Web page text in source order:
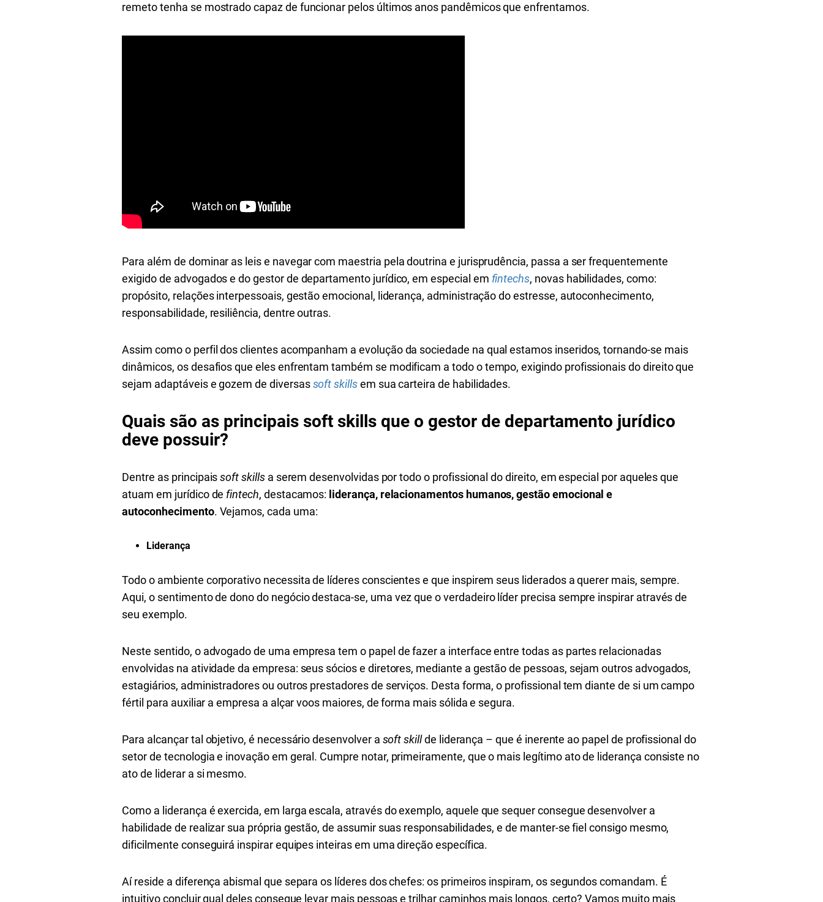
remeto tenha se mostrado capaz de funcionar pelos últimos anos pandêmicos que enfrentamos.
Para além de dominar as leis e navegar com maestria pela doutrina e jurisprudência, passa a ser frequentemente
exigido de advogados e do gestor de departamento jurídico, em especial em fintechs, novas habilidades, como:
propósito, relações interpessoais, gestão emocional, liderança, administração do estresse, autoconhecimento,
responsabilidade, resiliência, dentre outras.
Assim como o perfil dos clientes acompanham a evolução da sociedade na qual estamos inseridos, tornando-se mais
dinâmicos, os desafios que eles enfrentam também se modificam a todo o tempo, exigindo profissionais do direito que
sejam adaptáveis e gozem de diversassoft skillsem sua carteira de habilidades.
Quais são as principais soft skills que o gestor de departamento jurídico
deve possuir?
Dentre as principaissoft skills a serem desenvolvidas por todo o profissional do direito, em especial por aqueles que
atuam em jurídico de fintech, destacamos: liderança, relacionamentos humanos, gestão emocional e
autoconhecimento. Vejamos, cada uma:
Liderança
Todo o ambiente corporativo necessita de líderes conscientes e que inspirem seus liderados a querer mais, sempre.
Aqui, o sentimento de dono do negócio destaca-se, uma vez que o verdadeiro líder precisa sempre inspirar através de
seu exemplo.
Neste sentido, o advogado de uma empresa tem o papel de fazer a interface entre todas as partes relacionadas
envolvidas na atividade da empresa: seus sócios e diretores, mediante a gestão de pessoas, sejam outros advogados,
estagiários, administradores ou outros prestadores de serviços. Desta forma, o profissional tem diante de si um campo
fértil para auxiliar a empresa a alçar voos maiores, de forma mais sólida e segura.
Para alcançar tal objetivo, é necessário desenvolver a soft skillde liderança – que é inerente ao papel de profissional do
setor de tecnologia e inovação em geral. Cumpre notar, primeiramente, que o mais legítimo ato de liderança consiste no
ato de liderar a si mesmo.
Como a liderança é exercida, em larga escala, através do exemplo, aquele que sequer consegue desenvolver a
habilidade de realizar sua própria gestão, de assumir suas responsabilidades, e de manter-se fiel consigo mesmo,
dificilmente conseguirá inspirar equipes inteiras em uma direção específica.
Aí reside a diferença abismal que separa os líderes dos chefes: os primeiros inspiram, os segundos comandam. É
intuitivo concluir qual deles consegue levar mais pessoas e trilhar caminhos mais longos, certo? Vamos muito mais